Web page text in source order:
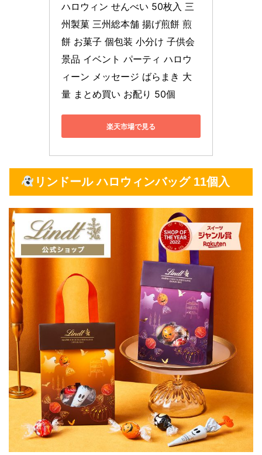
ハロウィン せんべい 50枚入 三
州製菓 三州総本舗 揚げ煎餅 煎
餅 お菓子 個包装 小分け 子供会
景品 イベント パーティ ハロウ
ィーン メッセージ ばらまき 大
量 まとめ買い お配り 50個
楽天市場で見る
リンドール ハロウィンバッグ 11個入